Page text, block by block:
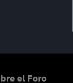
el Foro